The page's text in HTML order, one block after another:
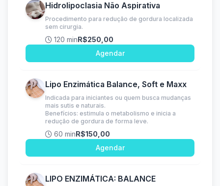
Hidrolipoclasia Não Aspirativa
Procedimento para redução de gordura localizada
sem cirurgia.
120 minR$250,00
Agendar
Lipo Enzimática Balance, Soft e Maxx
Indicada para iniciantes ou quem busca mudanças
mais sutis e naturais.
Benefícios: estimula o metabolismo e inicia a
redução de gordura de forma leve.
60 minR$150,00
Agendar
LIPO ENZIMÁTICA: BALANCE